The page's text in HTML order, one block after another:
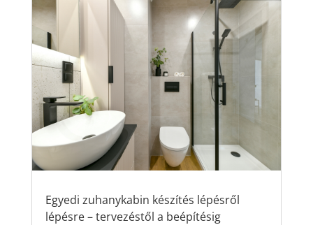
Egyedi zuhanykabin készítés lépésről
lépésre – tervezéstől a beépítésig